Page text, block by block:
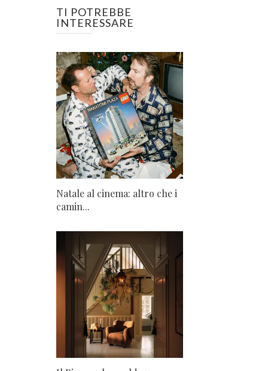
TI POTREBBE
INTERESSARE
Natale al cinema: altro che i
camin...